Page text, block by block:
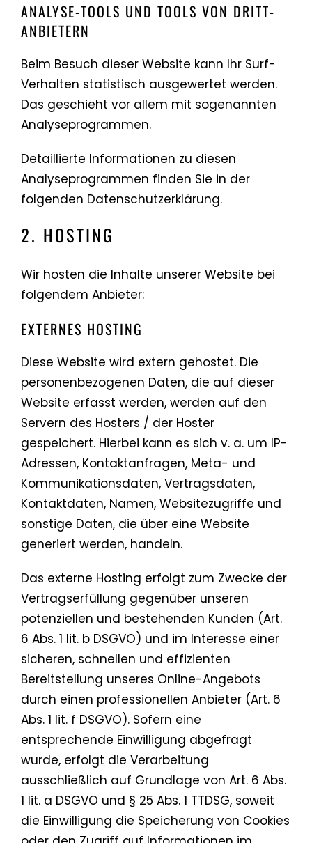
ANALYSE-TOOLS UND TOOLS VON DRITT­
ANBIETERN
Beim Besuch dieser Website kann Ihr Surf-
Verhalten statistisch ausgewertet werden.
Das geschieht vor allem mit sogenannten
Analyseprogrammen.
Detaillierte Informationen zu diesen
Analyseprogrammen finden Sie in der
folgenden Datenschutzerklärung.
2. HOSTING
Wir hosten die Inhalte unserer Website bei
folgendem Anbieter:
EXTERNES HOSTING
Diese Website wird extern gehostet. Die
personenbezogenen Daten, die auf dieser
Website erfasst werden, werden auf den
Servern des Hosters / der Hoster
gespeichert. Hierbei kann es sich v. a. um IP-
Adressen, Kontaktanfragen, Meta- und
Kommunikationsdaten, Vertragsdaten,
Kontaktdaten, Namen, Websitezugriffe und
sonstige Daten, die über eine Website
generiert werden, handeln.
Das externe Hosting erfolgt zum Zwecke der
Vertragserfüllung gegenüber unseren
potenziellen und bestehenden Kunden (Art.
6 Abs. 1 lit. b DSGVO) und im Interesse einer
sicheren, schnellen und effizienten
Bereitstellung unseres Online-Angebots
durch einen professionellen Anbieter (Art. 6
Abs. 1 lit. f DSGVO). Sofern eine
entsprechende Einwilligung abgefragt
wurde, erfolgt die Verarbeitung
ausschließlich auf Grundlage von Art. 6 Abs.
1 lit. a DSGVO und § 25 Abs. 1 TTDSG, soweit
die Einwilligung die Speicherung von Cookies